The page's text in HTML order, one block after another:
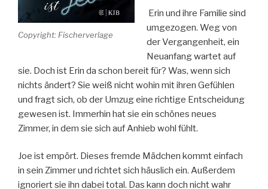
Copyright: Fischerverlage
Erin und ihre Familie sind
umgezogen. Weg von
der Vergangenheit, ein
Neuanfang wartet auf
sie. Doch ist Erin da schon bereit für? Was, wenn sich
nichts ändert? Sie weiß nicht wohin mit ihren Gefühlen
und fragt sich, ob der Umzug eine richtige Entscheidung
gewesen ist. Immerhin hat sie ein schönes neues
Zimmer, in dem sie sich auf Anhieb wohl fühlt.
Joe ist empört. Dieses fremde Mädchen kommt einfach
in sein Zimmer und richtet sich häuslich ein. Außerdem
ignoriert sie ihn dabei total. Das kann doch nicht wahr